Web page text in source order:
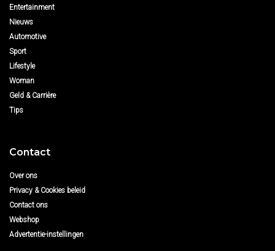
Entertainment
Nieuws
Automotive
Sport
Lifestyle
Woman
Geld & Carrière
Tips
Contact
Over ons
Privacy & Cookies beleid
Contact ons
Webshop
Advertentie-instellingen